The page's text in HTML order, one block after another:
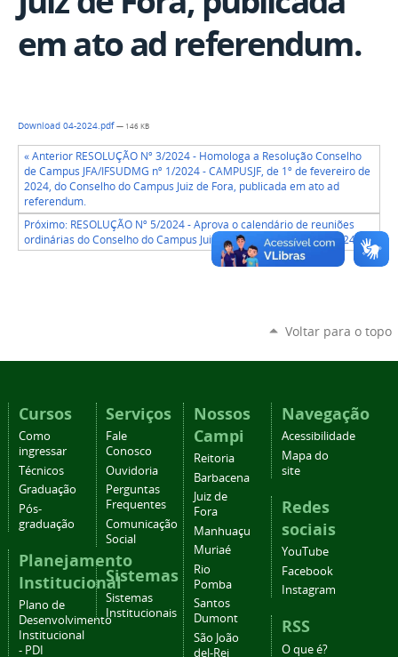
em ato ad referendum.
Download 04-2024.pdf— 146 KB
« Anterior RESOLUÇÃO Nº 3/2024 - Homologa a Resolução Conselho
de Campus JFA/IFSUDMG nº 1/2024 - CAMPUSJF, de 1º de fevereiro de
2024, do Conselho do Campus Juiz de Fora, publicada em ato ad
referendum.
Próximo: RESOLUÇÃO Nº 5/2024 - Aprova o calendário de reuniões
ordinárias do Conselho do Campus Juiz de Fora para o ano de 2024. »
Voltar para o topo
Cursos
Como
ingressar
Técnicos
Graduação
Pós-
graduação
Planejamento
Institucional
Plano de
Desenvolvimento
Institucional
- PDI
Serviços
Fale
Conosco
Ouvidoria
Perguntas
Frequentes
Comunicação
Social
Sistemas
Sistemas
Institucionais
Nossos
Campi
Reitoria
Barbacena
Juiz de
Fora
Manhuaçu
Muriaé
Rio
Pomba
Santos
Dumont
São João
del-Rei
Navegação
Acessibilidade
Mapa do
site
Redes
sociais
YouTube
Facebook
Instagram
RSS
O que é?